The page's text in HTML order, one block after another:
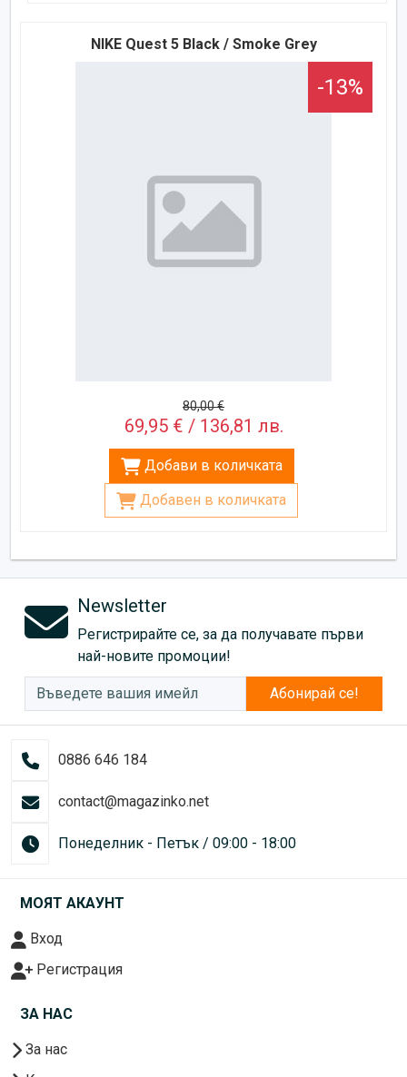
NIKE Quest 5 Black / Smoke Grey
-13%
80,00 €
69,95 € / 136,81 лв.
Добави в количката
Добавен в количката
Newsletter
Регистрирайте се, за да получавате първи
най-новите промоции!
Абонирай се!
0886 646 184
contact@magazinko.net
Понеделник - Петък / 09:00 - 18:00
МОЯТ АКАУНТ
Вход
Регистрация
ЗА НАС
За нас